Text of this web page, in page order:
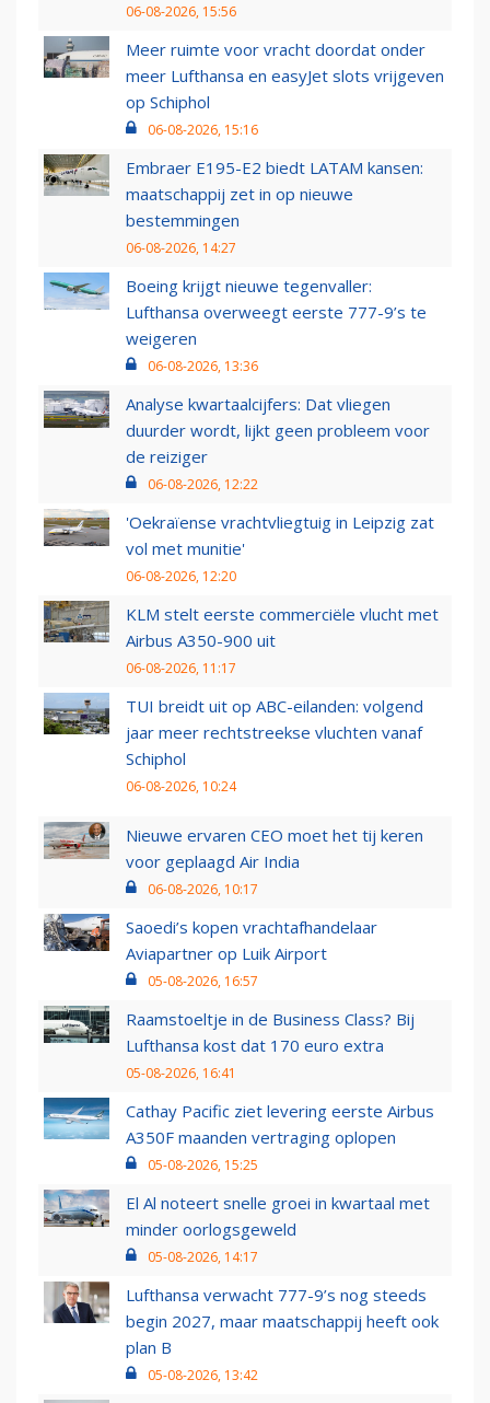
06-08-2026, 15:56
Meer ruimte voor vracht doordat onder
meer Lufthansa en easyJet slots vrijgeven
op Schiphol
06-08-2026, 15:16
Embraer E195-E2 biedt LATAM kansen:
maatschappij zet in op nieuwe
bestemmingen
06-08-2026, 14:27
Boeing krijgt nieuwe tegenvaller:
Lufthansa overweegt eerste 777-9’s te
weigeren
06-08-2026, 13:36
Analyse kwartaalcijfers: Dat vliegen
duurder wordt, lijkt geen probleem voor
de reiziger
06-08-2026, 12:22
'Oekraïense vrachtvliegtuig in Leipzig zat
vol met munitie'
06-08-2026, 12:20
KLM stelt eerste commerciële vlucht met
Airbus A350-900 uit
06-08-2026, 11:17
TUI breidt uit op ABC-eilanden: volgend
jaar meer rechtstreekse vluchten vanaf
Schiphol
06-08-2026, 10:24
Nieuwe ervaren CEO moet het tij keren
voor geplaagd Air India
06-08-2026, 10:17
Saoedi’s kopen vrachtafhandelaar
Aviapartner op Luik Airport
05-08-2026, 16:57
Raamstoeltje in de Business Class? Bij
Lufthansa kost dat 170 euro extra
05-08-2026, 16:41
Cathay Pacific ziet levering eerste Airbus
A350F maanden vertraging oplopen
05-08-2026, 15:25
El Al noteert snelle groei in kwartaal met
minder oorlogsgeweld
05-08-2026, 14:17
Lufthansa verwacht 777-9’s nog steeds
begin 2027, maar maatschappij heeft ook
plan B
05-08-2026, 13:42